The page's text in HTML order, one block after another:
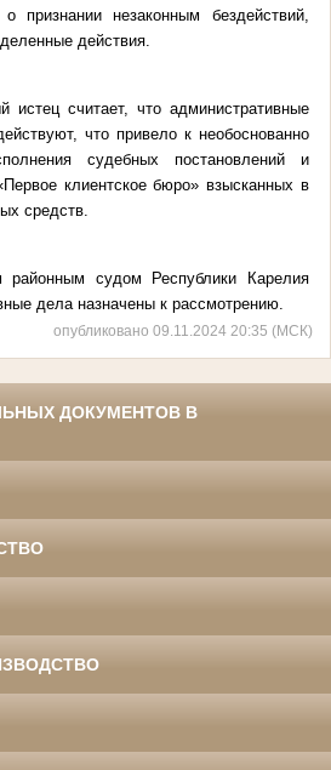
признании незаконным бездействий,
действия.
истец считает, что административные
что привело к необоснованно
судебных постановлений и
клиентское бюро» взысканных в
средств.
районным судом Республики Карелия
дела назначены к рассмотрению.
опубликовано 09.11.2024 20:35 (МСК)
ДОКУМЕНТОВ В